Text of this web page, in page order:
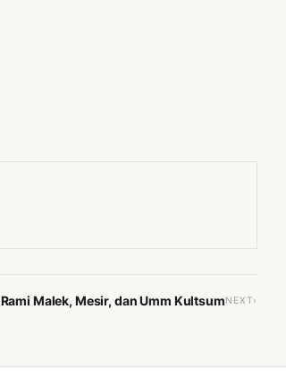
Rami Malek, Mesir, dan Umm KultsumNEXT›